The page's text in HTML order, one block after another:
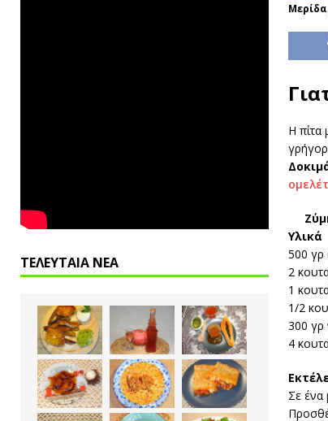
Η πίτα
Υλικά
500 γρ
2
1
1/2
300 γρ
4
Σε ένα
ΤΕΛΕΥΤΑΙΑ ΝΕΑ